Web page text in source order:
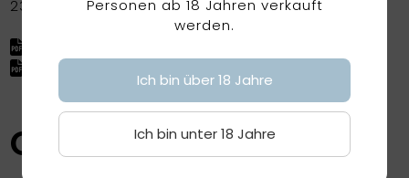
2366
Factsheet (ohne Preis) herunterladen
CHF55.00
Personen ab 18 Jahren verkauft
werden.
Ich bin über 18 Jahre
Ich bin unter 18 Jahre